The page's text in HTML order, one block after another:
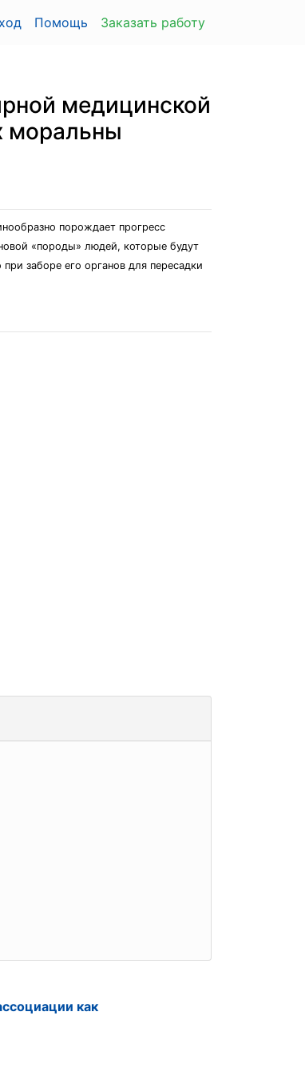
Помощь Заказать работу
медицинской
моральны
порождает прогресс
«породы» людей, которые будут
заборе его органов для пересадки
как